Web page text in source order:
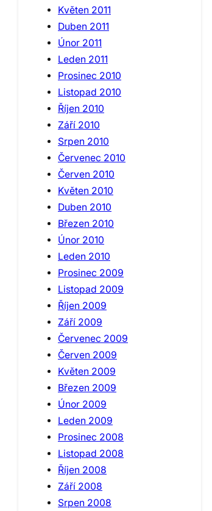
Květen 2011
Duben 2011
Únor 2011
Leden 2011
Prosinec 2010
Listopad 2010
Říjen 2010
Září 2010
Srpen 2010
Červenec 2010
Červen 2010
Květen 2010
Duben 2010
Březen 2010
Únor 2010
Leden 2010
Prosinec 2009
Listopad 2009
Říjen 2009
Září 2009
Červenec 2009
Červen 2009
Květen 2009
Březen 2009
Únor 2009
Leden 2009
Prosinec 2008
Listopad 2008
Říjen 2008
Září 2008
Srpen 2008